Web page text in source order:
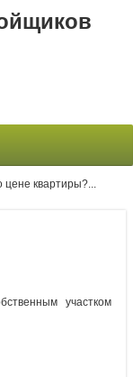
квартиры?...
участком